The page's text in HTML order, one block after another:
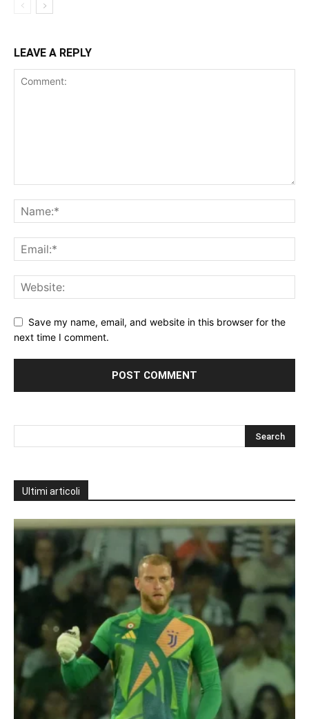
LEAVE A REPLY
Save my name, email, and website in this browser for the
next time I comment.
Ultimi articoli